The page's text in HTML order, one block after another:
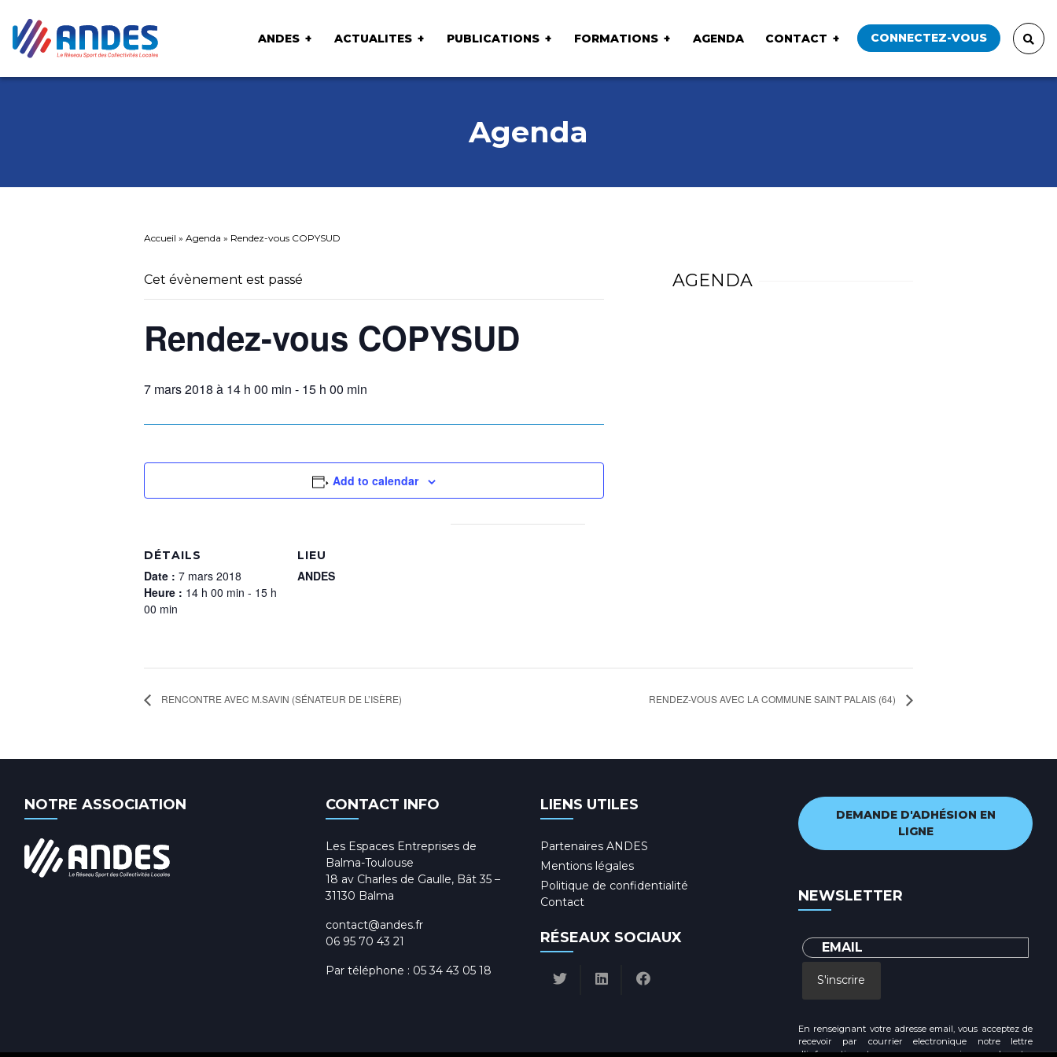
ANDES ACTUALITES PUBLICATIONS FORMATIONS AGENDA CONTACT CONNECTEZ-VOUS
Agenda
Accueil » Agenda » Rendez-vous COPYSUD
Cet évènement est passé
Rendez-vous COPYSUD
7 mars 2018 à 14 h 00 min - 15 h 00 min
Add to calendar
DÉTAILS
Date : 7 mars 2018
Heure : 14 h 00 min - 15 h
00 min
LIEU
ANDES
AGENDA
RENCONTRE AVEC M.SAVIN (SÉNATEUR DE L’ISÈRE) RENDEZ-VOUS AVEC LA COMMUNE SAINT PALAIS (64)
NOTRE ASSOCIATION CONTACT INFO
Les Espaces Entreprises de
Balma-Toulouse
18 av Charles de Gaulle, Bât 35 –
31130 Balma
contact@andes.fr
06 95 70 43 21
Par téléphone : 05 34 43 05 18
LIENS UTILES
Partenaires ANDES
Mentions légales
Politique de confidentialité
Contact
RÉSEAUX SOCIAUX
DEMANDE D'ADHÉSION EN
LIGNE
NEWSLETTER
S'inscrire
En renseignant votre adresse email, vous acceptez de
recevoir par courrier electronique notre lettre
d'information et vous prenez connaissance de notre